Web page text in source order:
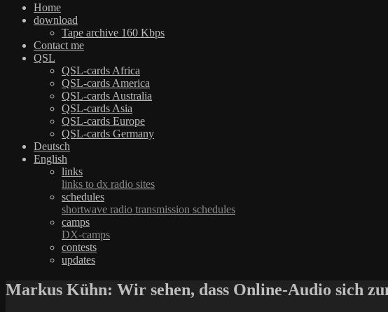
Home
download
Tape archive 160 Kbps
Contact me
QSL
QSL-cards Africa
QSL-cards America
QSL-cards Australia
QSL-cards Asia
QSL-cards Europe
QSL-cards Germany
Deutsch
English
links
links to dx radio sites
schedules
shortwave radio transmission schedules
camps
DX-camps
contests
updates
Markus Kühn: Wir sehen, dass Online-Audio sich